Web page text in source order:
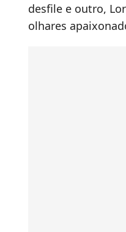
desfile e outro,
olhares